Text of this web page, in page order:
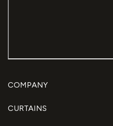
COMPANY
CURTAINS